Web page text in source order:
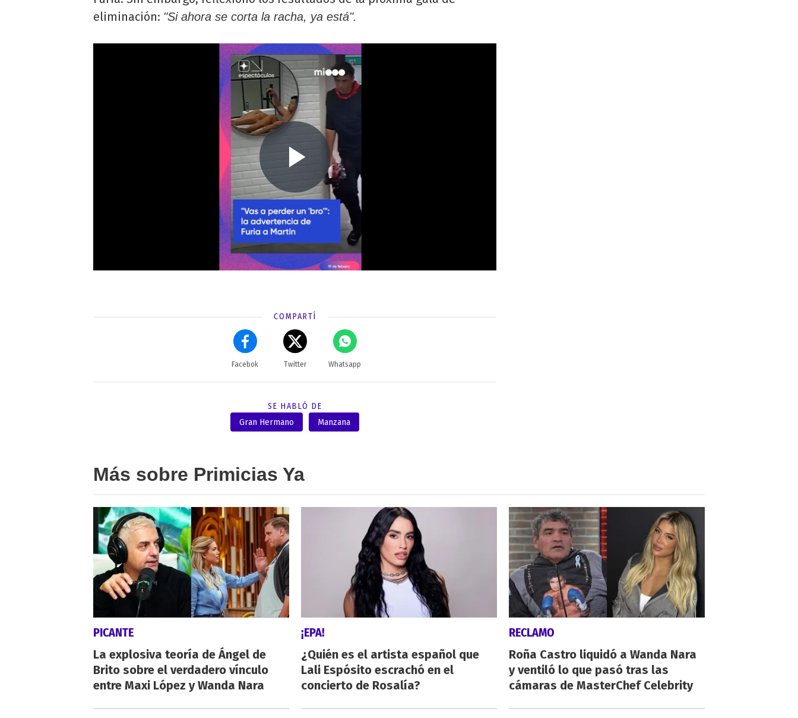
eliminación: "Si ahora se corta la racha, ya está".
COMPARTÍ
Facebok Twitter Whatsapp
SE HABLÓ DE
Gran Hermano
Manzana
Más sobre Primicias Ya
PICANTE
La explosiva teoría de Ángel de
Brito sobre el verdadero vínculo
entre Maxi López y Wanda Nara
¡EPA!
¿Quién es el artista español que
Lali Espósito escrachó en el
concierto de Rosalía?
RECLAMO
Roña Castro liquidó a Wanda Nara
y ventiló lo que pasó tras las
cámaras de MasterChef Celebrity